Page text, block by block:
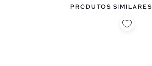
PRODUTOS SIMILARES